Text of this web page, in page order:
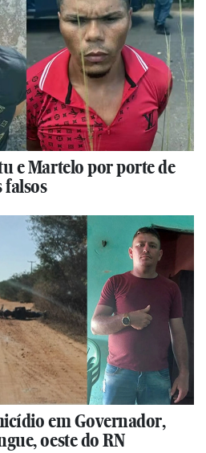
e Martelo por porte de
falsos
em Governador,
oeste do RN